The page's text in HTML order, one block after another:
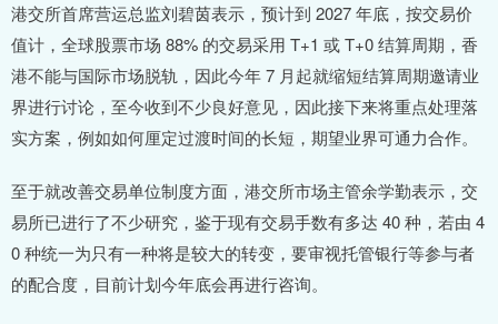
港交所首席营运总监刘碧茵表示，预计到 2027 年底，按交易价
值计，全球股票市场 88% 的交易采用 T+1 或 T+0 结算周期，香
港不能与国际市场脱轨，因此今年 7 月起就缩短结算周期邀请业
界进行讨论，至今收到不少良好意见，因此接下来将重点处理落
实方案，例如如何厘定过渡时间的长短，期望业界可通力合作。
至于就改善交易单位制度方面，港交所市场主管余学勤表示，交
易所已进行了不少研究，鉴于现有交易手数有多达 40 种，若由 4
0 种统一为只有一种将是较大的转变，要审视托管银行等参与者
的配合度，目前计划今年底会再进行咨询。